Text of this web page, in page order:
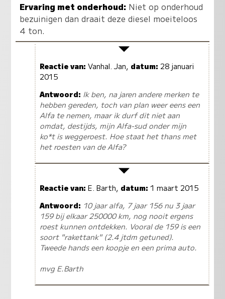
Ervaring met onderhoud: Niet op onderhoud
bezuinigen dan draait deze diesel moeiteloos
4 ton.
Reactie van: Vanhal. Jan, datum: 28 januari
2015
Antwoord: Ik ben, na jaren andere merken te
hebben gereden, toch van plan weer eens een
Alfa te nemen, maar ik durf dit niet aan
omdat, destijds, mijn Alfa-sud onder mijn
ko*t is weggeroest. Hoe staat het thans met
het roesten van de Alfa?
Reactie van: E. Barth, datum: 1 maart 2015
Antwoord: 10 jaar alfa, 7 jaar 156 nu 3 jaar
159 bij elkaar 250000 km, nog nooit ergens
roest kunnen ontdekken. Vooral de 159 is een
soort "rakettank" (2.4 jtdm getuned).
Tweede hands een koopje en een prima auto.
mvg E.Barth